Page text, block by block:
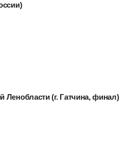
Ленобласти (г. Гатчина, финал)